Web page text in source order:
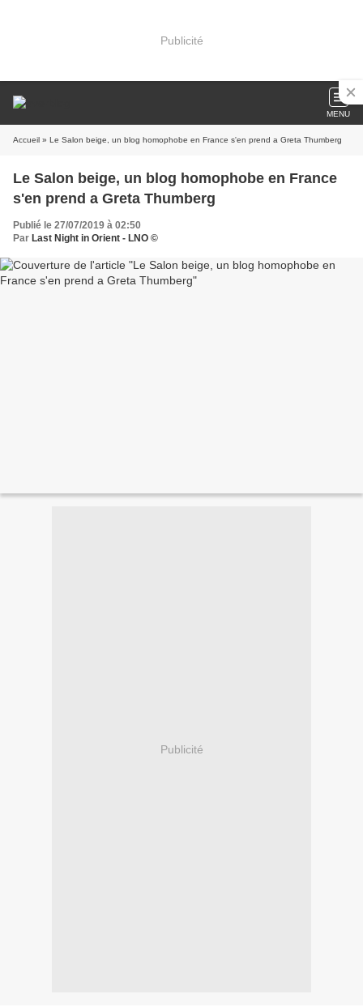
Publicité
MENU
Accueil » Le Salon beige, un blog homophobe en France s'en prend a Greta Thumberg
Le Salon beige, un blog homophobe en France
s'en prend a Greta Thumberg
Publié le 27/07/2019 à 02:50
Par Last Night in Orient - LNO ©
Publicité